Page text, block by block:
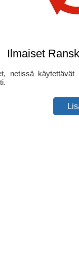
Ilmaiset
netissä